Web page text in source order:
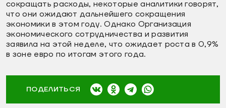
сокращать расходы, некоторые аналитики говорят,
что они ожидают дальнейшего сокращения
экономики в этом году. Однако Организация
экономического сотрудничества и развития
заявила на этой неделе, что ожидает роста в 0,9%
в зоне евро по итогам этого года.
ПОДЕЛИТЬСЯ